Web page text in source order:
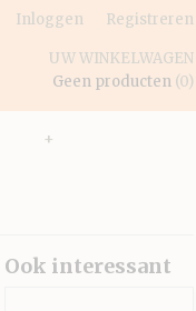
Inloggen Registreren
UW WINKELWAGEN
Geen producten (0)
+
Ook interessant